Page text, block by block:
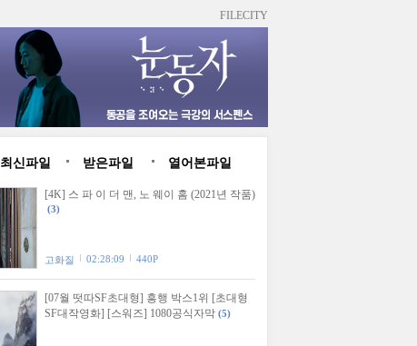
FILECITY
최신파일 받은파일 열어본파일
[4K] 스 파 이 더 맨, 노 웨이 홈 (2021년 작품)
(3)
고화질 02:28:09 440P
[07월 떳따SF초대형] 흥행 박스1위 [초대형
SF대작영화] [스워즈] 1080공식자막 (5)